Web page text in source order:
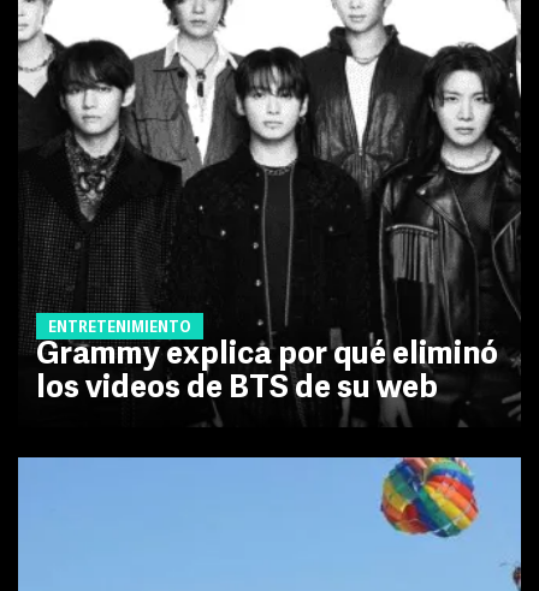
ENTRETENIMIENTO
Grammy explica por qué eliminó
los videos de BTS de su web